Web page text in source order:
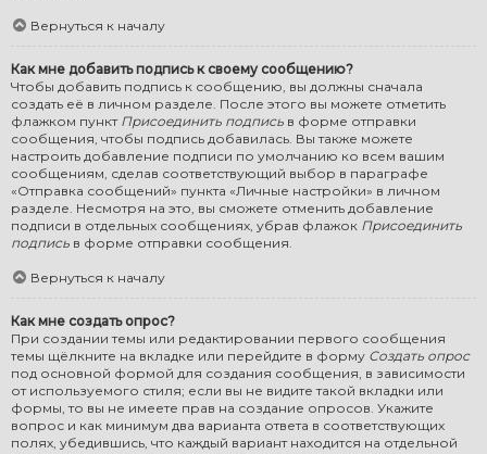
Вернуться к началу
Как мне добавить подпись к своему сообщению?
Чтобы добавить подпись к сообщению, вы должны сначала
создать её в личном разделе. После этого вы можете отметить
флажком пункт Присоединить подпись в форме отправки
сообщения, чтобы подпись добавилась. Вы также можете
настроить добавление подписи по умолчанию ко всем вашим
сообщениям, сделав соответствующий выбор в параграфе
«Отправка сообщений» пункта «Личные настройки» в личном
разделе. Несмотря на это, вы сможете отменить добавление
подписи в отдельных сообщениях, убрав флажок Присоединить
подпись в форме отправки сообщения.
Вернуться к началу
Как мне создать опрос?
При создании темы или редактировании первого сообщения
темы щёлкните на вкладке или перейдите в форму Создать опрос
под основной формой для создания сообщения, в зависимости
от используемого стиля; если вы не видите такой вкладки или
формы, то вы не имеете прав на создание опросов. Укажите
вопрос и как минимум два варианта ответа в соответствующих
полях, убедившись, что каждый вариант находится на отдельной